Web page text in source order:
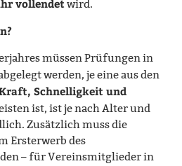
vollendet wird.
müssen Prüfungen in
werden, je eine aus den
Schnelligkeit und
ist, ist je nach Alter und
Zusätzlich muss die
Ersterwerb des
– für Vereinsmitglieder in